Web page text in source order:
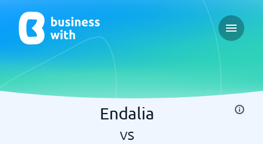
Open
Endalia
vs